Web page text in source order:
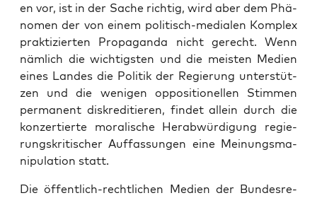
en vor, ist in der Sache rich­tig, wird aber dem Phä­
no­men der von einem poli­tisch-media­len Kom­plex
prak­ti­zier­ten Pro­pa­gan­da nicht gerecht. Wenn
näm­lich die wich­tigs­ten und die meis­ten Medi­en
eines Lan­des die Poli­tik der Regie­rung unter­stüt­
zen und die weni­gen oppo­si­tio­nel­len Stim­men
per­ma­nent dis­kre­di­tie­ren, fin­det allein durch die
kon­zer­tier­te mora­li­sche Her­ab­wür­di­gung regie­
rungs­kri­ti­scher Auf­fas­sun­gen eine Mei­nungs­ma­
ni­pu­la­ti­on statt.
Die öffent­lich-recht­li­chen Medi­en der Bun­des­re­